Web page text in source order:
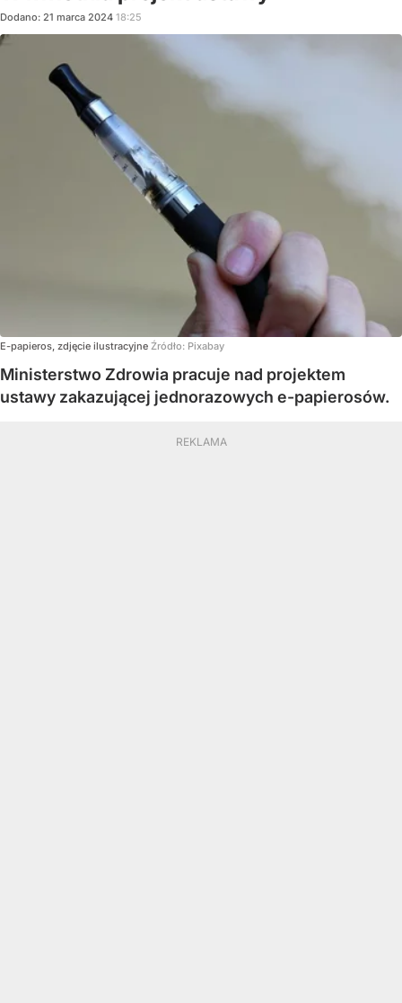
Dodano: 21 marca 2024 18:25
E-papieros, zdjęcie ilustracyjne Źródło: Pixabay
Ministerstwo Zdrowia pracuje nad projektem
ustawy zakazującej jednorazowych e-papierosów.